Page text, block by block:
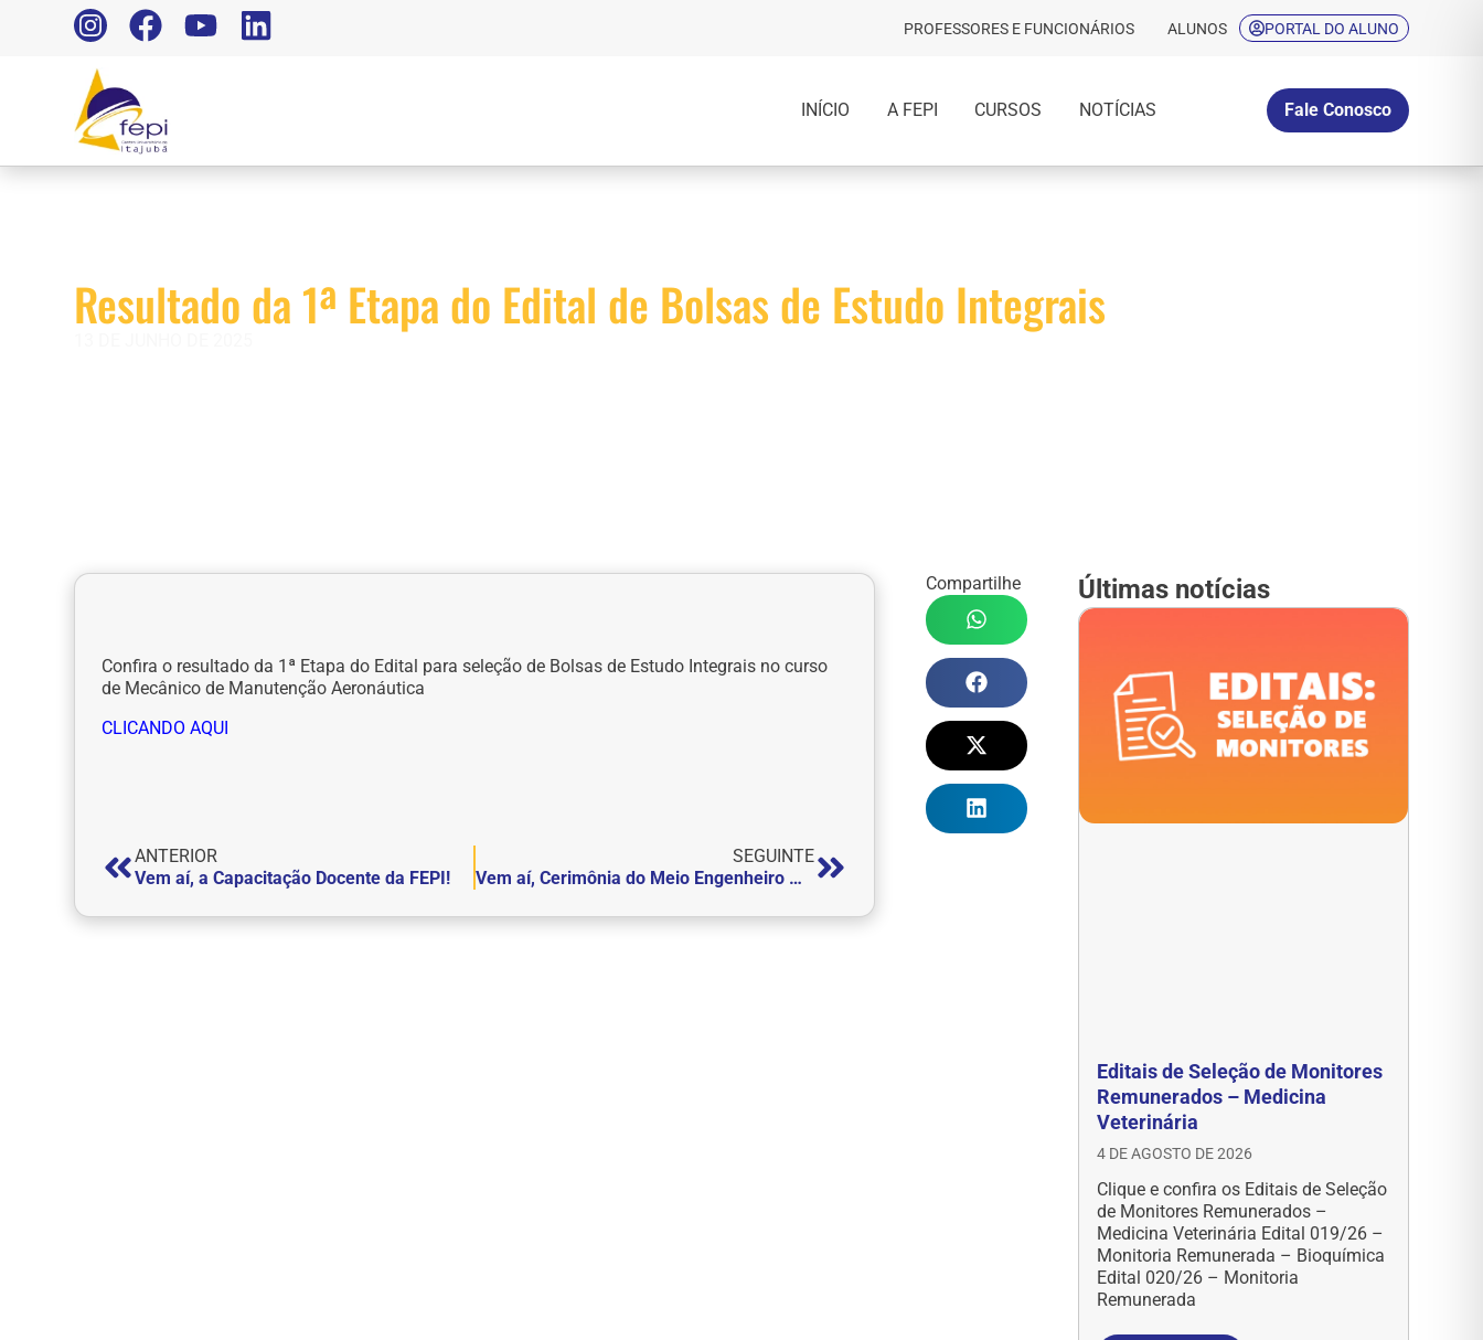
PROFESSORES E FUNCIONÁRIOS ALUNOS PORTAL DO ALUNO
INÍCIO A FEPI CURSOS NOTÍCIAS Fale Conosco
Resultado da 1ª Etapa do Edital de Bolsas de Estudo Integrais
Confira o resultado da 1ª Etapa do Edital para seleção de Bolsas de Estudo Integrais no curso
de Mecânico de Manutenção Aeronáutica
CLICANDO AQUI
ANTERIOR
Vem aí, a Capacitação Docente da FEPI!
SEGUINTE
Vem aí, Cerimônia do Meio Engenheiro Mecânico!
Compartilhe Últimas notícias
Editais de Seleção de Monitores
Remunerados – Medicina
Veterinária
4 DE AGOSTO DE 2026
Clique e confira os Editais de Seleção
de Monitores Remunerados –
Medicina Veterinária Edital 019/26 –
Monitoria Remunerada – Bioquímica
Edital 020/26 – Monitoria
Remunerada